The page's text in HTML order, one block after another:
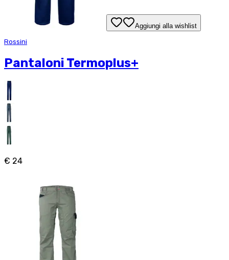
Aggiungi alla wishlist
Rossini
Pantaloni Termoplus+
€ 24